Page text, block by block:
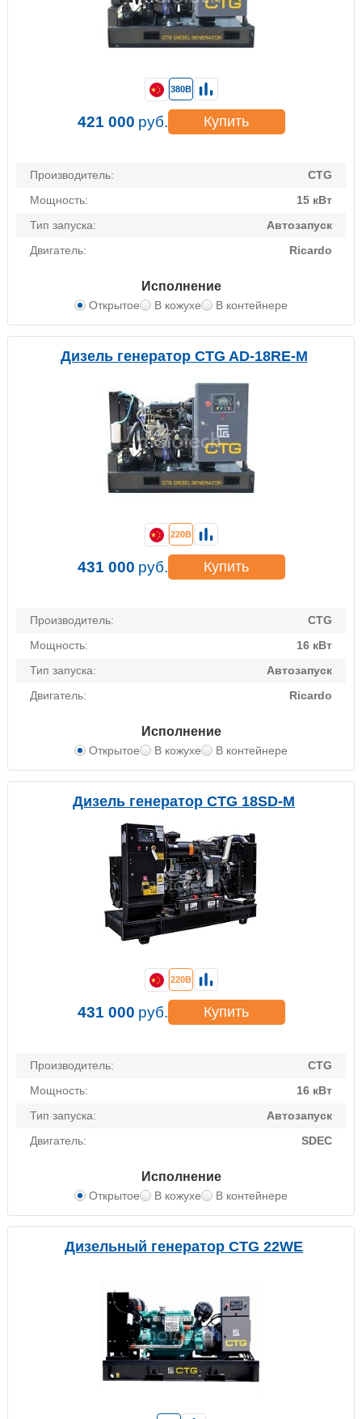
Производитель:
CTG
Мощность:
15 кВт
Тип запуска:
Автозапуск
Двигатель:
Ricardo
Исполнение
Открытое В кожухе В контейнере
380В
421 000 руб. Купить
Дизель генератор CTG AD-18RE-M
Производитель:
CTG
Мощность:
16 кВт
Тип запуска:
Автозапуск
Двигатель:
Ricardo
Исполнение
Открытое В кожухе В контейнере
220В
431 000 руб. Купить
Дизель генератор CTG 18SD-M
Производитель:
CTG
Мощность:
16 кВт
Тип запуска:
Автозапуск
Двигатель:
SDEC
Исполнение
Открытое В кожухе В контейнере
220В
431 000 руб. Купить
Дизельный генератор CTG 22WE